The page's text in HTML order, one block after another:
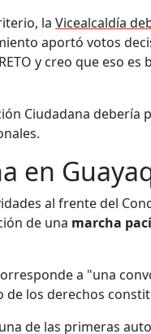
la Vicealcaldía
aportó votos
y creo que eso es
Ciudadana debería
en
al frente del
de una marcha
a "una
los derechos
de las primeras